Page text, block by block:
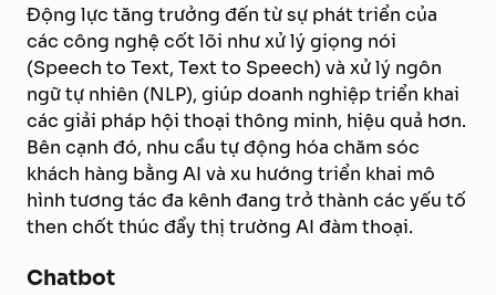
Động lực tăng trưởng đến từ sự phát triển của
các công nghệ cốt lõi như xử lý giọng nói
(Speech to Text, Text to Speech) và xử lý ngôn
ngữ tự nhiên (NLP), giúp doanh nghiệp triển khai
các giải pháp hội thoại thông minh, hiệu quả hơn.
Bên cạnh đó, nhu cầu tự động hóa chăm sóc
khách hàng bằng AI và xu hướng triển khai mô
hình tương tác đa kênh đang trở thành các yếu tố
then chốt thúc đẩy thị trường AI đàm thoại.
Chatbot